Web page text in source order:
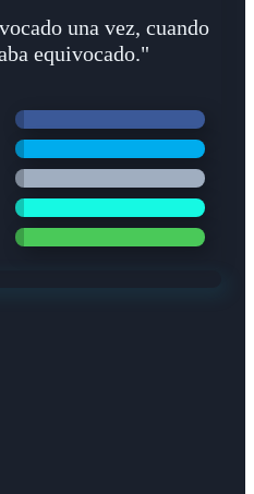
una vez, cuando
equivocado."